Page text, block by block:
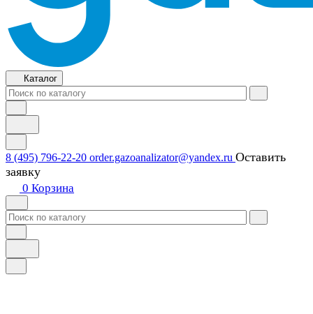
Каталог
8 (495) 796-22-20 order.gazoanalizator@yandex.ru Оставить
заявку
0 Корзина